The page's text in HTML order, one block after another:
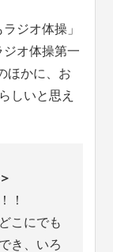
ジオ体操」
オ体操第一
ほかに、お
しいと思え
！
こにでも
き、いろ